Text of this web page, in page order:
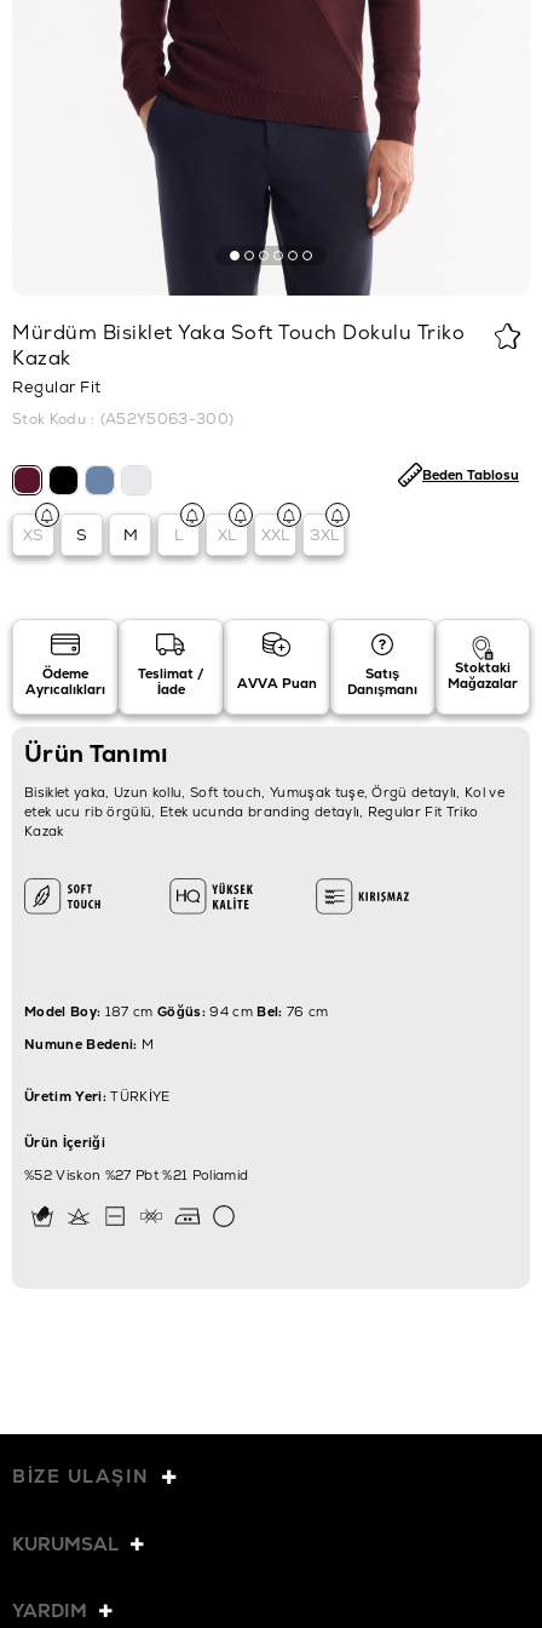
Mürdüm Bisiklet Yaka Soft Touch Dokulu Triko
Kazak
Regular Fit
Stok Kodu (A52Y5063-300)
XS S M L XL XXL 3XL
Beden Tablosu
Ödeme
Ayrıcalıkları
Teslimat /
İade
AVVA Puan
Satış
Danışmanı
Stoktaki
Mağazalar
Ürün Tanımı
Bisiklet yaka, Uzun kollu, Soft touch, Yumuşak tuşe, Örgü detaylı, Kol ve
etek ucu rib örgülü, Etek ucunda branding detaylı, Regular Fit Triko
Kazak
Model Boy: 187 cm Göğüs:94 cmBel: 76 cm
Numune Bedeni: M
Üretim Yeri:TÜRKİYE
Ürün İçeriği
%52 Viskon %27 Pbt %21 Poliamid
BİZE ULAŞIN
KURUMSAL
YARDIM